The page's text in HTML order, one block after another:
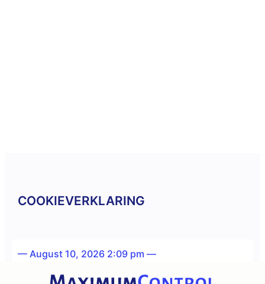
COOKIEVERKLARING
— August 10, 2026 2:09 pm —